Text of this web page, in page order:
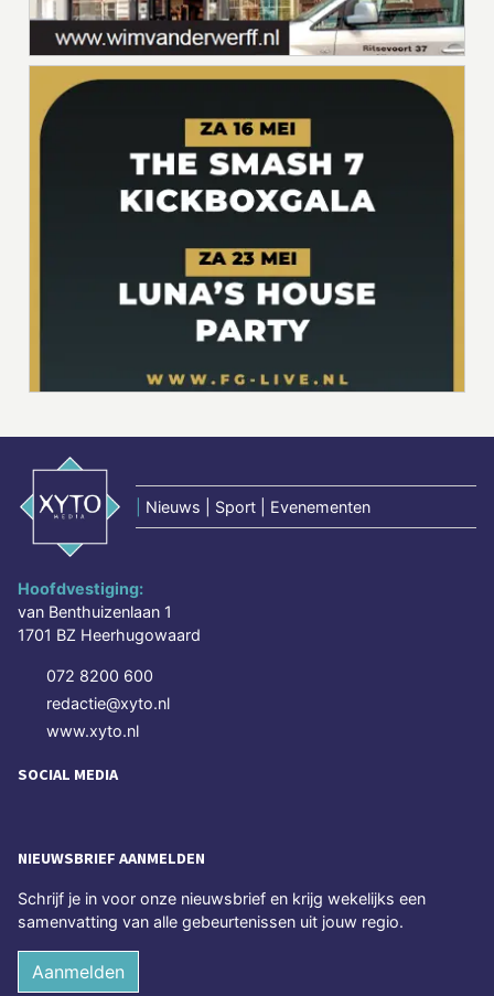
Nieuws | Sport | Evenementen
Hoofdvestiging:
van Benthuizenlaan 1
1701 BZ Heerhugowaard
072 8200 600
redactie@xyto.nl
www.xyto.nl
SOCIAL MEDIA
NIEUWSBRIEF AANMELDEN
Schrijf je in voor onze nieuwsbrief en krijg wekelijks een
samenvatting van alle gebeurtenissen uit jouw regio.
Aanmelden